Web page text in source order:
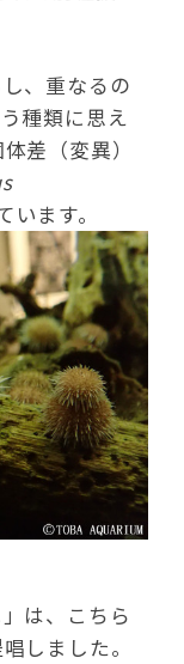
、重なるの
種類に思え
差（変異）
ます。
は、こちら
しました。